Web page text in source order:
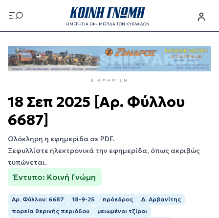
προς
το
περιεχόμενο
ΗΜΕΡΗΣΙΑ ΕΦΗΜΕΡΙΔΑ ΤΩΝ ΚΥΚΛΑΔΩΝ
προς
το
κυρίως
ΔΙΑΦΉΜΙΣΗ
18 Σεπ 2025 [Αρ. Φύλλου
6687]
Ολόκληρη η εφημερίδα σε PDF.
Ξεφυλλίστε ηλεκτρονικά την εφημερίδα, όπως ακριβώς
τυπώνεται.
Έντυπο: Κοινή Γνώμη
Αρ. Φύλλου: 6687 18-9-25 πρόεδρος
Δ. Αρβανίτης
πορεία θερινής περιόδου
μειωμένοι τζίροι